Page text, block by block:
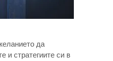
да
и стратегиите си в